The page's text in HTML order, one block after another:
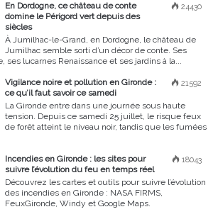
24430
En Dordogne, ce château de conte
domine le Périgord vert depuis des
siècles
À Jumilhac-le-Grand, en Dordogne, le château de
Jumilhac semble sorti d’un décor de conte. Ses
ses lucarnes Renaissance et ses jardins à la...
21592
Vigilance noire et pollution en Gironde :
ce qu’il faut savoir ce samedi
La Gironde entre dans une journée sous haute
tension. Depuis ce samedi 25 juillet, le risque feux
de forêt atteint le niveau noir, tandis que les fumées
18043
Incendies en Gironde : les sites pour
suivre l’évolution du feu en temps réel
Découvrez les cartes et outils pour suivre l’évolution
des incendies en Gironde : NASA FIRMS,
FeuxGironde, Windy et Google Maps.